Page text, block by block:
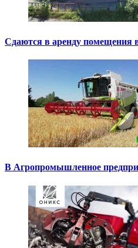
Сдаются в аренду помещения
В Агропромышленное